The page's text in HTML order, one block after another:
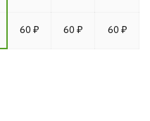
60 ₽ 60 ₽ 60 ₽